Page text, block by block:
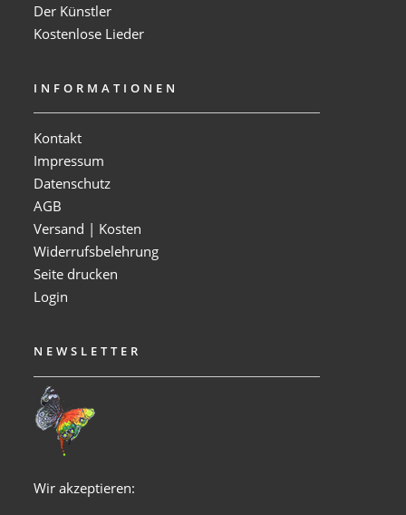
Der Künstler
Kostenlose Lieder
INFORMATIONEN
Kontakt
Impressum
Datenschutz
AGB
Versand | Kosten
Widerrufsbelehrung
Seite drucken
Login
NEWSLETTER
Wir akzeptieren: